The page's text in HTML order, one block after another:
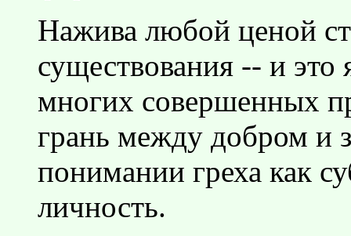
Нажива любой ценой
существования -- и это
многих совершенных
грань между добром и
понимании греха как
личность.